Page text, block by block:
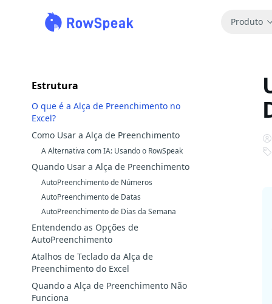
Produto
Estrutura
O que é a Alça de Preenchimento no
Excel?
Como Usar a Alça de Preenchimento
A Alternativa com IA: Usando o RowSpeak
Quando Usar a Alça de Preenchimento
AutoPreenchimento de Números
AutoPreenchimento de Datas
AutoPreenchimento de Dias da Semana
Entendendo as Opções de
AutoPreenchimento
Atalhos de Teclado da Alça de
Preenchimento do Excel
Quando a Alça de Preenchimento Não
Funciona